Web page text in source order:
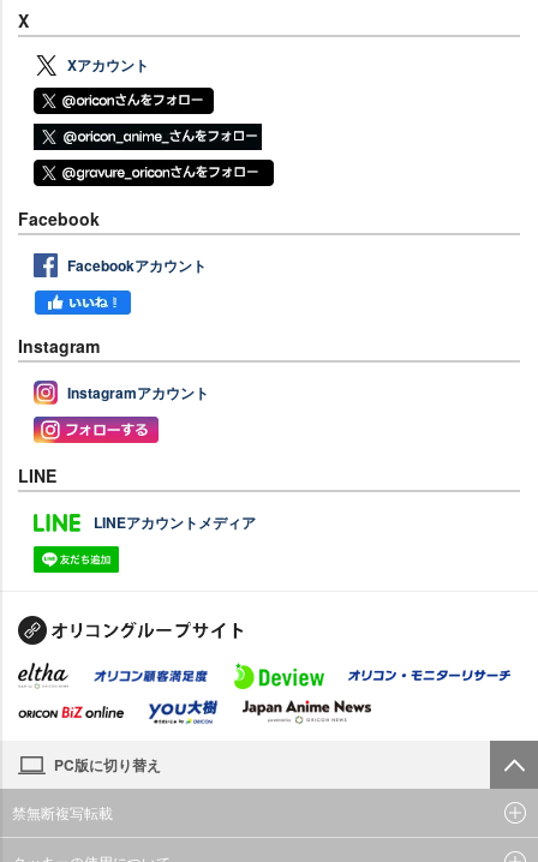
X
Xアカウント
Facebook
Facebookアカウント
Instagram
Instagramアカウント
LINE
LINEアカウントメディア
PC版に切り替え
禁無断複写転載